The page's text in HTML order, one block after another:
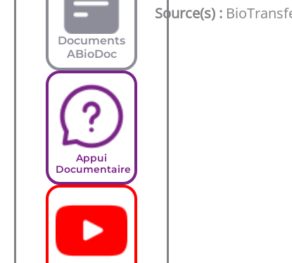
Documents
ABioDoc
Appui
Documentaire
Source(s) :